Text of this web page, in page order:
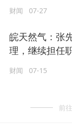
财闻 07-27
皖天然气：张
理，继续担任
财闻 07-15
前